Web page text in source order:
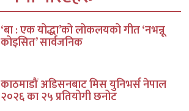
‘बा : एक योद्धा’को लोकलयको गीत ‘नभन्नू
कोइसित’ सार्वजनिक
काठमाडौं अडिसनबाट मिस युनिभर्स नेपाल
२०२६ का २५ प्रतियोगी छनोट